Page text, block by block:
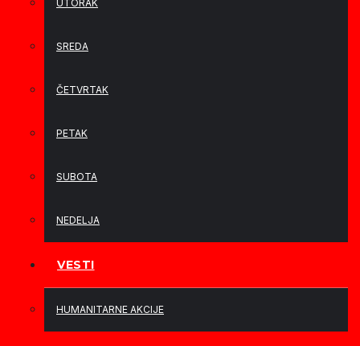
UTORAK
SREDA
ČETVRTAK
PETAK
SUBOTA
NEDELJA
VESTI
HUMANITARNE AKCIJE